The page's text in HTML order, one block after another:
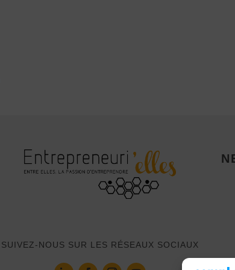
SUIVEZ-NOUS SUR LES RÉSEAUX SOCIAUX